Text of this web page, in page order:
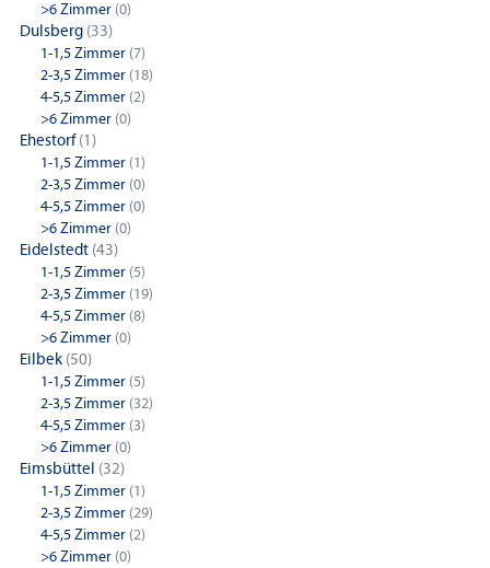
>6 Zimmer (0)
Dulsberg (33)
1-1,5 Zimmer (7)
2-3,5 Zimmer (18)
4-5,5 Zimmer (2)
>6 Zimmer (0)
Ehestorf(1)
1-1,5 Zimmer (1)
2-3,5 Zimmer (0)
4-5,5 Zimmer (0)
>6 Zimmer (0)
Eidelstedt (43)
1-1,5 Zimmer (5)
2-3,5 Zimmer (19)
4-5,5 Zimmer (8)
>6 Zimmer (0)
Eilbek (50)
1-1,5 Zimmer (5)
2-3,5 Zimmer (32)
4-5,5 Zimmer (3)
>6 Zimmer (0)
Eimsbüttel (32)
1-1,5 Zimmer (1)
2-3,5 Zimmer (29)
4-5,5 Zimmer (2)
>6 Zimmer (0)